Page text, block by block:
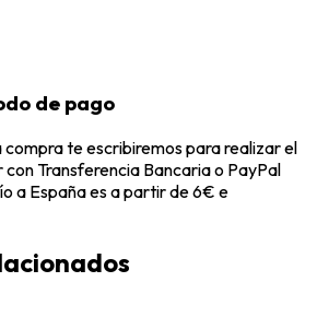
de pago
compra te escribiremos para realizar el
Transferencia Bancaria o PayPal
a España es a partir de 6€ e